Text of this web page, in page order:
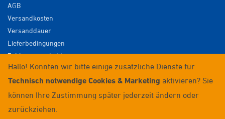
AGB
Versandkosten
Versanddauer
Lieferbedingungen
Zahlungsmöglichkeiten
Datenschutz
Impressum
Widerrufsrecht
Anmelden / Registrieren
Hallo! Könnten wir bitte einige zusätzliche Dienste für
Technisch notwendige Cookies & Marketing aktivieren? Sie
können Ihre Zustimmung später jederzeit ändern oder
zurückziehen.